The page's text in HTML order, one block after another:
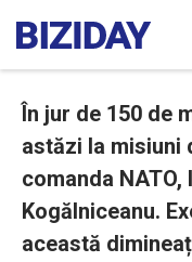
În jur de 150 de
astăzi la misiuni
comanda NATO,
Kogălniceanu.
această